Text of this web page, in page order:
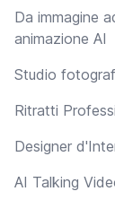
Da immagine
animazione AI
Studio
Ritratti
Designer
AI Talking